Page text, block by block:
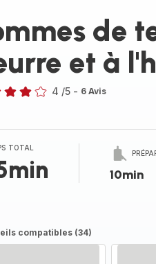
de
et à
4 /5 - 6 Avis
TOTAL
10min
compatibles (34)